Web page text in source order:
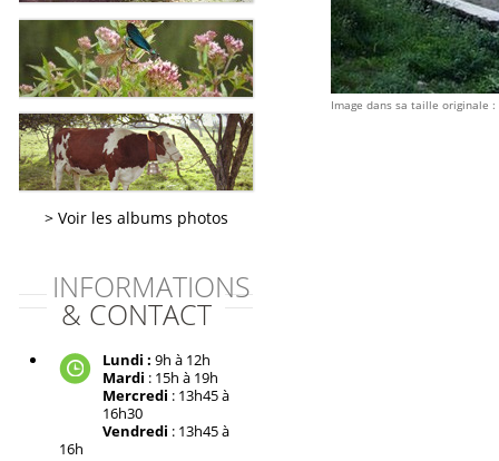
Voir les albums photos
INFORMATIONS
& CONTACT
Lundi : 9h à 12h
Mardi : 15h à 19h
Mercredi : 13h45 à
16h30
Vendredi : 13h45 à
16h
Image dans sa taille originale :